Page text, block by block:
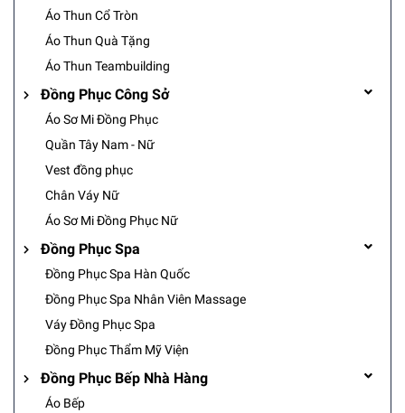
Áo Thun Cổ Tròn
Áo Thun Quà Tặng
Áo Thun Teambuilding
Đồng Phục Công Sở
Áo Sơ Mi Đồng Phục
Quần Tây Nam - Nữ
Vest đồng phục
Chân Váy Nữ
Áo Sơ Mi Đồng Phục Nữ
Đồng Phục Spa
Đồng Phục Spa Hàn Quốc
Đồng Phục Spa Nhân Viên Massage
Váy Đồng Phục Spa
Đồng Phục Thẩm Mỹ Viện
Đồng Phục Bếp Nhà Hàng
Áo Bếp